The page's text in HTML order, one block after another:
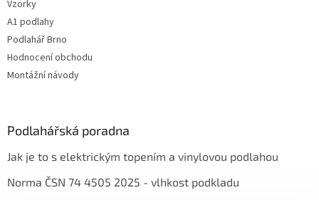
Vzorky
A1 podlahy
Podlahář Brno
Hodnocení obchodu
Montážní návody
Podlahářská poradna
Jak je to s elektrickým topením a vinylovou podlahou
Norma ČSN 74 4505 2025 - vlhkost podkladu